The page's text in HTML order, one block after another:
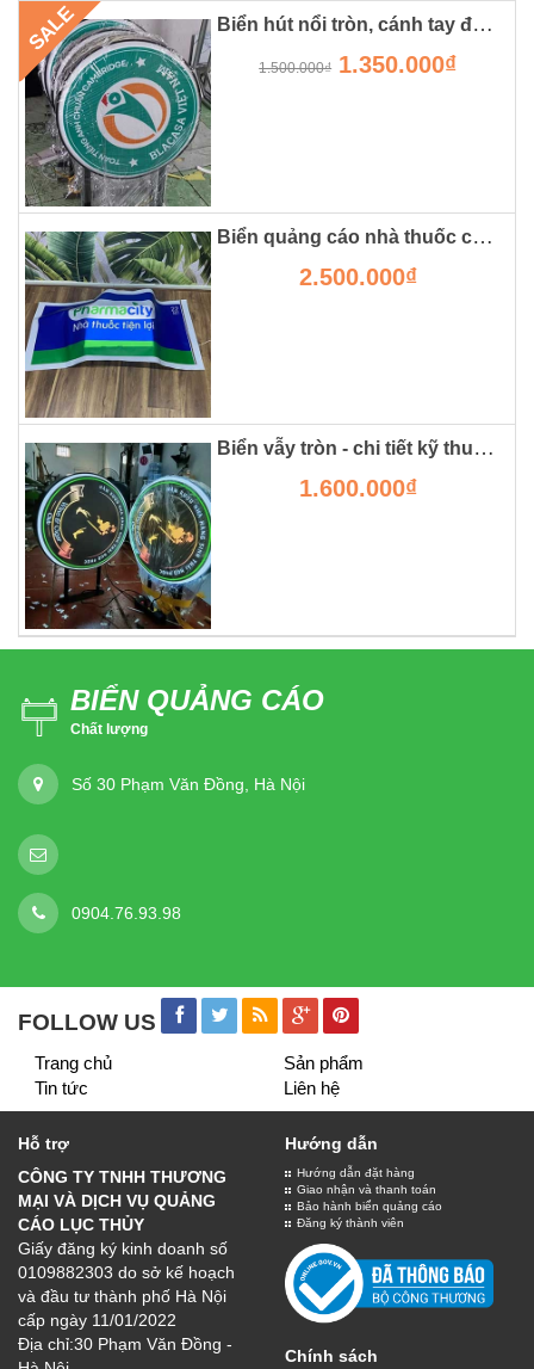
SALE Biển hút nổi tròn, cánh tay đắc lực cho các shop, cửa hàng
1.500.000₫ 1.350.000₫
Biển quảng cáo nhà thuốc chất liệu hộp đèn 3m tại hà nội
2.500.000₫
Biển vẫy tròn - chi tiết kỹ thuật, giá thành và ưu nhược điểm.
1.600.000₫
BIỂN QUẢNG CÁO
Chất lượng
Số 30 Phạm Văn Đồng, Hà Nội